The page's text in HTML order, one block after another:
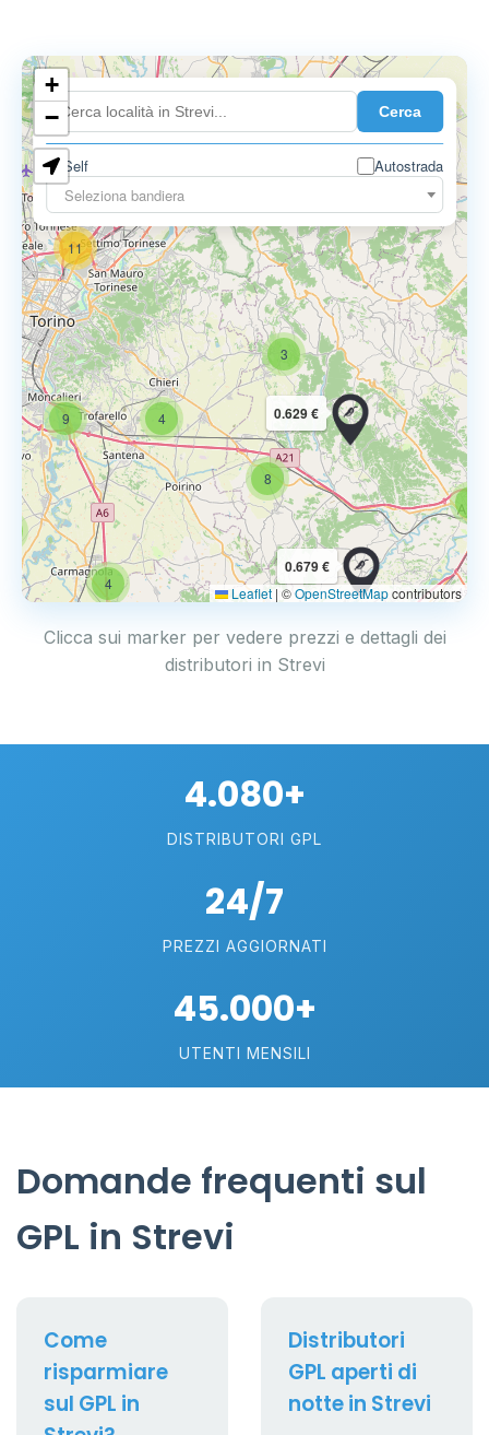
Cerca
Self
Autostrada
Seleziona bandiera
8
9
4
11
4
3
8
0.679 €
0.629 €
+
−
Leaflet | ©OpenStreetMapcontributors
Clicca sui marker per vedere prezzi e dettagli dei
distributori in Strevi
4.080+
DISTRIBUTORI GPL
24/7
PREZZI AGGIORNATI
45.000+
UTENTI MENSILI
Domande frequenti sul
GPL in Strevi
Come
risparmiare
sul GPL in
Distributori
GPL aperti di
notte in Strevi